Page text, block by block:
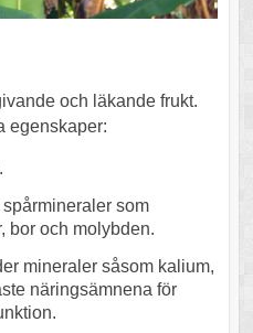
och läkande frukt.
egenskaper:
som
bor och molybden.
mineraler såsom kalium,
näringsämnena för